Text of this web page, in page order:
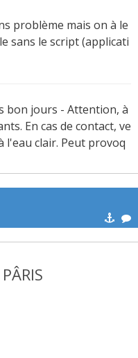
problème mais on à le
sans le script (applicati
bon jours - Attention, à
En cas de contact, ve
l'eau clair. Peut provoq